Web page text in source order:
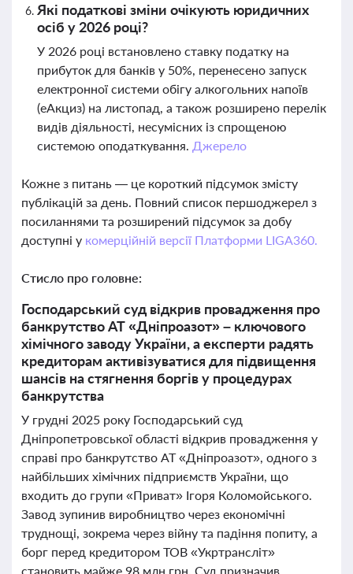
Які податкові зміни очікують юридичних
осіб у 2026 році?
У 2026 році встановлено ставку податку на
прибуток для банків у 50%, перенесено запуск
електронної системи обігу алкогольних напоїв
(еАкциз) на листопад, а також розширено перелік
видів діяльності, несумісних із спрощеною
системою оподаткування. Джерело
Кожне з питань — це короткий підсумок змісту
публікацій за день. Повний список першоджерел з
посиланнями та розширений підсумок за добу
доступні у комерційній версії Платформи LIGA360.
Стисло про головне:
Господарський суд відкрив провадження про
банкрутство АТ «Дніпроазот» – ключового
хімічного заводу України, а експерти радять
кредиторам активізуватися для підвищення
шансів на стягнення боргів у процедурах
банкрутства
У грудні 2025 року Господарський суд
Дніпропетровської області відкрив провадження у
справі про банкрутство АТ «Дніпроазот», одного з
найбільших хімічних підприємств України, що
входить до групи «Приват» Ігоря Коломойського.
Завод зупинив виробництво через економічні
труднощі, зокрема через війну та падіння попиту, а
борг перед кредитором ТОВ «Укртрансліт»
становить майже 98 млн грн. Суд призначив